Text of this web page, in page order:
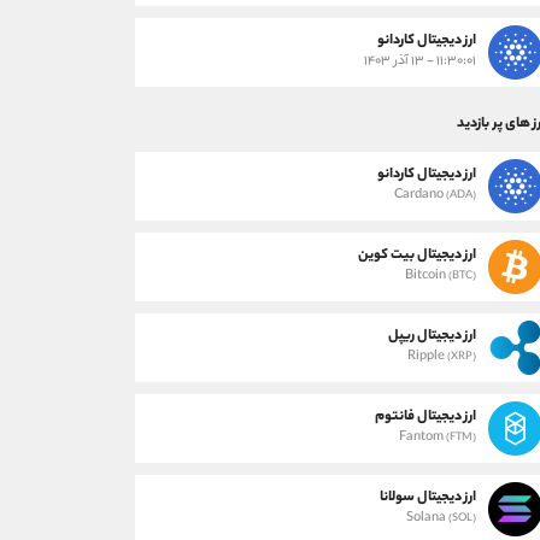
ارز دیجیتال کاردانو
۱۱:۳۰:۰۱ - ۱۳ آذر ۱۴۰۳
های پر بازدید
ارز دیجیتال کاردانو
Cardano(ADA)
ارز دیجیتال بیت کوین
Bitcoin(BTC)
ارز دیجیتال ریپل
Ripple(XRP)
ارز دیجیتال فانتوم
Fantom(FTM)
ارز دیجیتال سولانا
Solana (SOL)